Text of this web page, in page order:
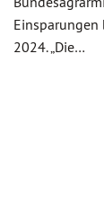
2024. „Die…